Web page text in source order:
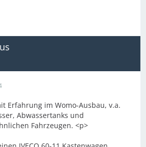
Erfahrung im Womo-Ausbau, v.a.
Abwassertanks und
Fahrzeugen. <p>